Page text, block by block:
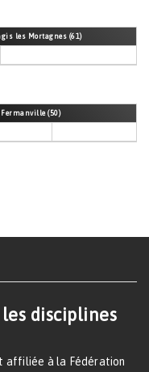
les Mortagnes (61)
Fermanville (50)
disciplines
affiliée à la Fédération